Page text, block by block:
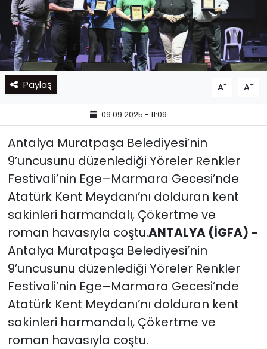
Paylaş A- A+
09.09.2025 - 11:09
Antalya Muratpaşa Belediyesi’nin
9’uncusunu düzenlediği Yöreler Renkler
Festivali’nin Ege–Marmara Gecesi’nde
Atatürk Kent Meydanı’nı dolduran kent
sakinleri harmandalı, Çökertme ve
roman havasıyla coştu.ANTALYA (İGFA) -
Antalya Muratpaşa Belediyesi’nin
9’uncusunu düzenlediği Yöreler Renkler
Festivali’nin Ege–Marmara Gecesi’nde
Atatürk Kent Meydanı’nı dolduran kent
sakinleri harmandalı, Çökertme ve
roman havasıyla coştu.